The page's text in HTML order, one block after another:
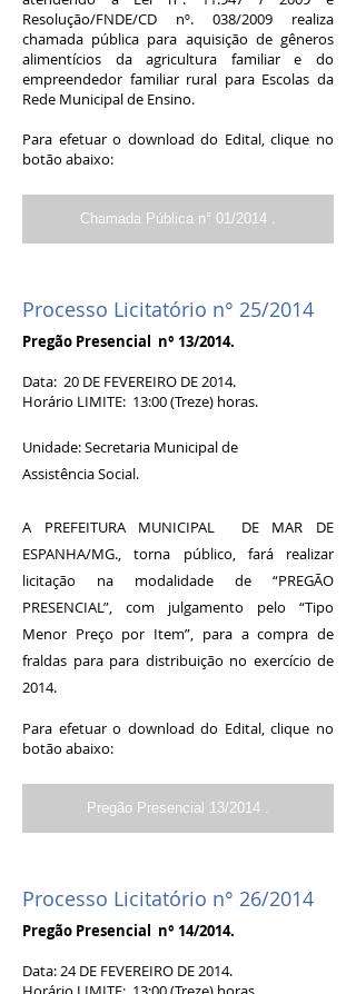
Resolução/FNDE/CD nº. 038/2009 realiza
chamada pública para aquisição de gêneros
alimentícios da agricultura familiar e do
empreendedor familiar rural para Escolas da
Rede Municipal de Ensino.
Para efetuar o download do Edital, clique no
botão abaixo:
Chamada Pública n° 01/2014 .
Processo Licitatório n° 25/2014
Pregão Presencial n° 13/2014.
Data: 20 DE FEVEREIRO DE 2014.
Horário LIMITE: 13:00 (Treze) horas.
Unidade: Secretaria Municipal de
Assistência Social.
A PREFEITURA MUNICIPAL DE MAR DE
ESPANHA/MG., torna público, fará realizar
licitação na modalidade de “PREGÃO
PRESENCIAL”, com julgamento pelo “Tipo
Menor Preço por Item”, para a compra de
fraldas para para distribuição no exercício de
2014.
Para efetuar o download do Edital, clique no
botão abaixo:
Pregão Presencial 13/2014 .
Processo Licitatório n° 26/2014
Pregão Presencial n° 14/2014.
Data: 24 DE FEVEREIRO DE 2014.